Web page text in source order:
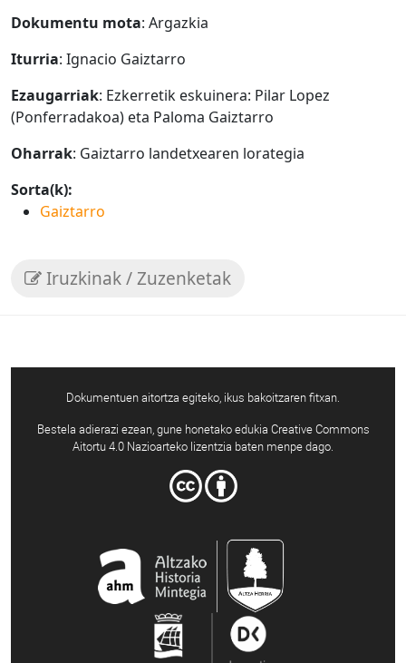
Dokumentu mota: Argazkia
Iturria: Ignacio Gaiztarro
Ezaugarriak: Ezkerretik eskuinera: Pilar Lopez
(Ponferradakoa) eta Paloma Gaiztarro
Oharrak: Gaiztarro landetxearen lorategia
Sorta(k):
Gaiztarro
Iruzkinak / Zuzenketak
Dokumentuen aitortza egiteko, ikus bakoitzaren fitxan.
Bestela adierazi ezean, gune honetako edukia Creative Commons
Aitortu 4.0 Nazioarteko lizentzia baten menpe dago.